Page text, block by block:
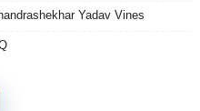
Yadav Vines